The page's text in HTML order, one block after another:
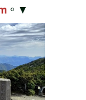
。▼